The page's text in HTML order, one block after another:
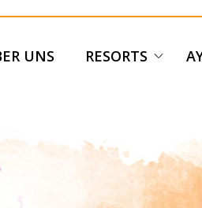
UNS RESORTS